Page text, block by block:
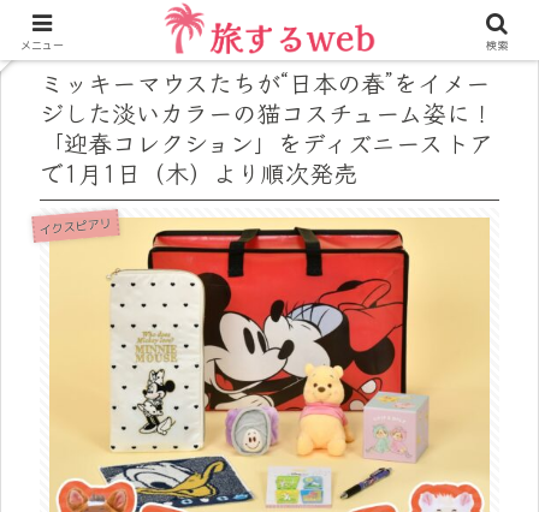
ミッキーマウスたちが“日本の春”をイメー
ジした淡いカラーの猫コスチューム姿に！
「迎春コレクション」をディズニーストア
で1月1日（木）より順次発売
イクスピアリ
メニュー 検索